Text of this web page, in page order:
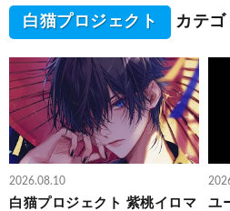
白猫プロジェクト カテ
2026.08.10
白猫プロジェクト 紫桃イロマ
ユ